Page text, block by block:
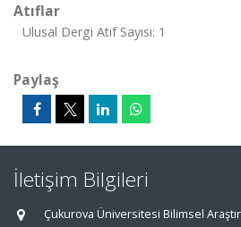
Atıflar
Ulusal Dergi Atıf Sayısı: 1
Paylaş
İletişim Bilgileri
Çukurova Üniversitesi Bilimsel